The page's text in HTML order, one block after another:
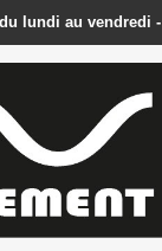
lundi au vendredi -